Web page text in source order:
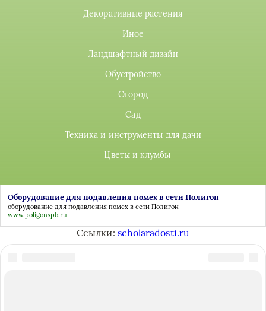
Декоративные растения
Иное
Ландшафтный дизайн
Обустройство
Огород
Сад
Техника и инструменты для дачи
Цветы и клумбы
Оборудование для подавления помех в сети Полигон
оборудование для подавления помех в сети Полигон
www.poligonspb.ru
Ссылки: scholaradosti.ru